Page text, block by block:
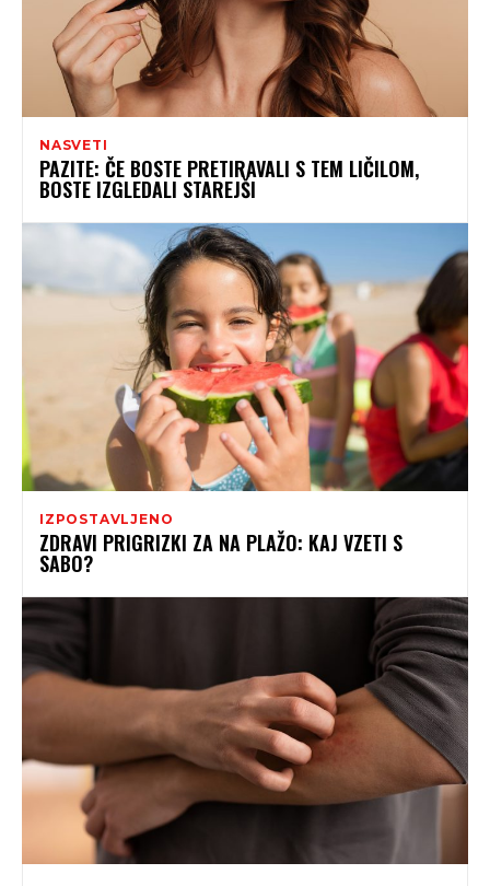
NASVETI
PAZITE: ČE BOSTE PRETIRAVALI S TEM LIČILOM,
BOSTE IZGLEDALI STAREJŠI
IZPOSTAVLJENO
ZDRAVI PRIGRIZKI ZA NA PLAŽO: KAJ VZETI S
SABO?